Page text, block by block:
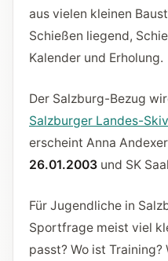
aus vielen kleinen
Schießen liegend,
Kalender und Erholung.
Der Salzburg-Bezug
Salzburger Landes-
erscheint Anna
26.01.2003 und SK
Für Jugendliche in
Sportfrage meist viel
passt? Wo ist